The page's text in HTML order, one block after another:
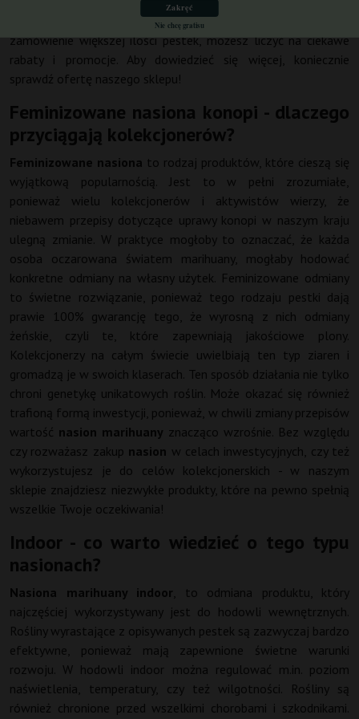
planujesz zamówić. W naszym sklepie, decydując się na
zamówienie większej ilości pestek, możesz liczyć na ciekawe
rabaty i promocje. Aby dowiedzieć się więcej, koniecznie
sprawdź ofertę naszego sklepu!
Feminizowane nasiona konopi - dlaczego
przyciągają kolekcjonerów?
Feminizowane nasiona to rodzaj produktów, które cieszą się
wyjątkową popularnością. Jest to w pełni zrozumiałe,
ponieważ wielu kolekcjonerów i aktywistów wierzy, że
niebawem przepisy dotyczące uprawy konopi w naszym kraju
ulegną zmianie. W praktyce mogłoby to oznaczać, że każda
osoba oczarowana światem marihuany, mogłaby hodować
konkretne odmiany na własny użytek. Feminizowane odmiany
to świetne rozwiązanie, ponieważ tego rodzaju pestki dają
prawie 100% gwarancję tego, że wyrosną z nich odmiany
żeńskie, czyli te, które zapewniają jakościowe plony.
Kolekcjonerzy na całym świecie uwielbiają ten typ ziaren i
gromadzą je w swoich klaserach. Ten sposób działania nie tylko
chroni genetykę unikatowych roślin. Może okazać się również
trafioną formą inwestycji, ponieważ, w chwili zmiany przepisów
wartość nasion marihuany znacząco wzrośnie. Bez względu
czy rozważasz zakup nasion w celach inwestycyjnych, czy też
wykorzystujesz je do celów kolekcjonerskich - w naszym
sklepie znajdziesz niezwykłe produkty, które na pewno spełnią
wszelkie Twoje oczekiwania!
Indoor - co warto wiedzieć o tego typu
nasionach?
Nasiona marihuany indoor , to odmiana produktu, który
najczęściej wykorzystywany jest do hodowli wewnętrznych.
Rośliny wyrastające z opisywanych pestek są zazwyczaj bardzo
efektywne, ponieważ mają zapewnione świetne warunki
rozwoju. W hodowli indoor można regulować m.in. poziom
naświetlenia, temperatury, czy też wilgotności. Rośliny są
również chronione przed wszelkimi chorobami i szkodnikami.
Zakręć
Nie chcę gratisu